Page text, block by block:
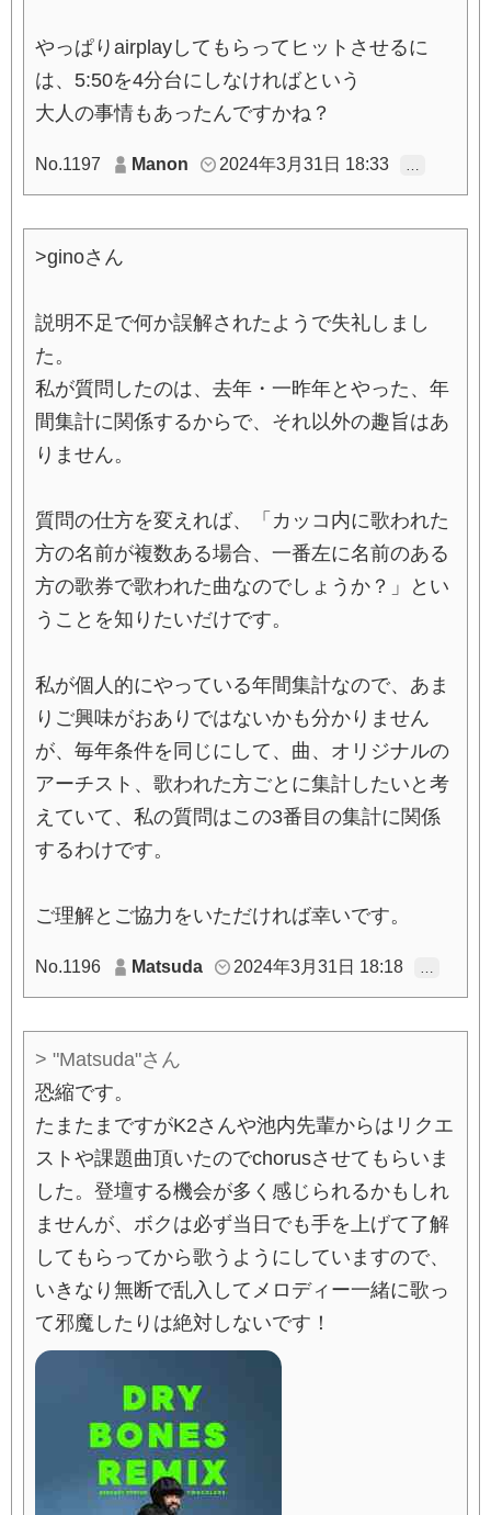
やっぱりairplayしてもらってヒットさせるに
は、5:50を4分台にしなければという
大人の事情もあったんですかね？
No.1197 Manon 2024年3月31日 18:33
>ginoさん
説明不足で何か誤解されたようで失礼しまし
た。
私が質問したのは、去年・一昨年とやった、年
間集計に関係するからで、それ以外の趣旨はあ
りません。
質問の仕方を変えれば、「カッコ内に歌われた
方の名前が複数ある場合、一番左に名前のある
方の歌券で歌われた曲なのでしょうか？」とい
うことを知りたいだけです。
私が個人的にやっている年間集計なので、あま
りご興味がおありではないかも分かりません
が、毎年条件を同じにして、曲、オリジナルの
アーチスト、歌われた方ごとに集計したいと考
えていて、私の質問はこの3番目の集計に関係
するわけです。
ご理解とご協力をいただければ幸いです。
No.1196 Matsuda 2024年3月31日 18:18
> "Matsuda"さん
恐縮です。
たまたまですがK2さんや池内先輩からはリクエ
ストや課題曲頂いたのでchorusさせてもらいま
した。登壇する機会が多く感じられるかもしれ
ませんが、ボクは必ず当日でも手を上げて了解
してもらってから歌うようにしていますので、
いきなり無断で乱入してメロディー一緒に歌っ
て邪魔したりは絶対しないです！